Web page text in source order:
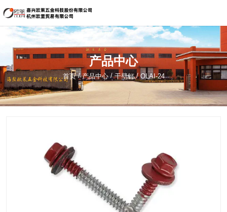
嘉兴欧莱五金科技股份有限公司
134-5621-1822（海盐）
sale@hzouli.cn
简体中文
产品中心
首页/产品中心 /干壁钉 /OLAI-24